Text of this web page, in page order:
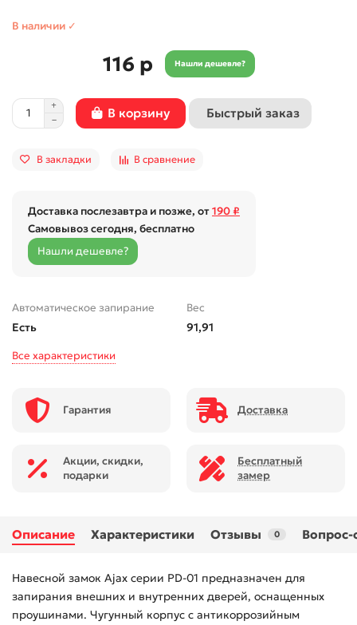
В наличии ✓
116 р Нашли дешевле?
В корзину Быстрый заказ
В закладки В сравнение
Доставка послезавтра и позже, от190 ₽
Самовывоз сегодня, бесплатно
Нашли дешевле?
Автоматическое запирание
Есть
Вес
91,91
Все характеристики
Гарантия Доставка
Акции, скидки,
подарки
Бесплатный
замер
Описание Характеристики Отзывы 0 Вопрос-
Навесной замок Ajax серии PD-01 предназначен для
запирания внешних и внутренних дверей, оснащенных
проушинами. Чугунный корпус с антикоррозийным